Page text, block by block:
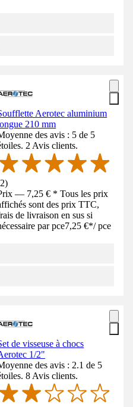
Aerotec aluminium
210 mm
des avis : 5 de 5
2 Avis clients.
2)
— 7,25 € * Tous les prix
sont des prix TTC,
de livraison en sus si
par pce7,25 €*/ pce
de visseuse à chocs
1/2"
des avis : 2.1 de 5
8 Avis clients.